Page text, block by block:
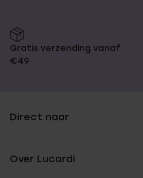
Gratis verzending vanaf
€49
Direct naar
Over Lucardi